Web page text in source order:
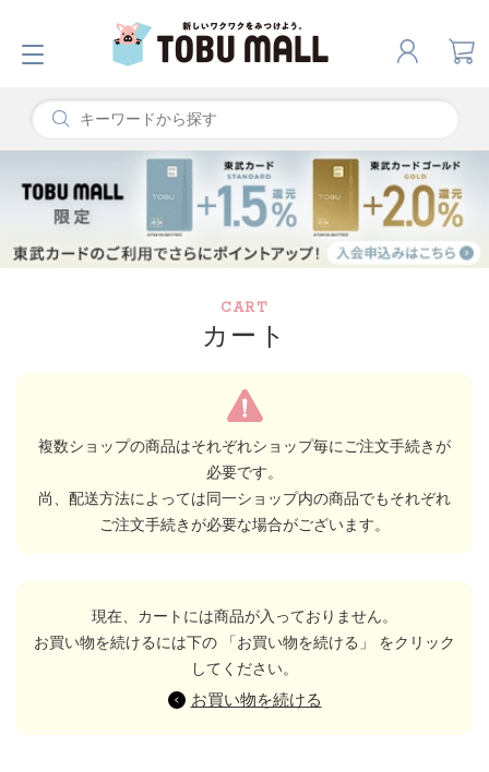
CART
カート
複数ショップの商品はそれぞれショップ毎にご注文手続きが
必要です。
尚、配送方法によっては同一ショップ内の商品でもそれぞれ
ご注文手続きが必要な場合がございます。
現在、カートには商品が入っておりません。
お買い物を続けるには下の 「お買い物を続ける」 をクリック
してください。
お買い物を続ける